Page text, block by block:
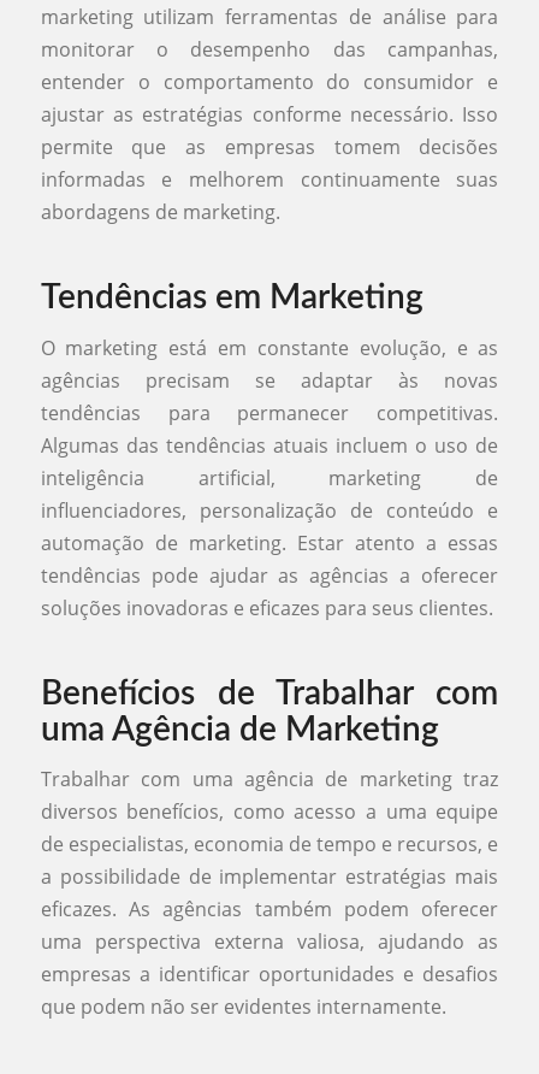
marketing utilizam ferramentas de análise para
monitorar o desempenho das campanhas,
entender o comportamento do consumidor e
ajustar as estratégias conforme necessário. Isso
permite que as empresas tomem decisões
informadas e melhorem continuamente suas
abordagens de marketing.
Tendências em Marketing
O marketing está em constante evolução, e as
agências precisam se adaptar às novas
tendências para permanecer competitivas.
Algumas das tendências atuais incluem o uso de
inteligência artificial, marketing de
influenciadores, personalização de conteúdo e
automação de marketing. Estar atento a essas
tendências pode ajudar as agências a oferecer
soluções inovadoras e eficazes para seus clientes.
Benefícios de Trabalhar com
uma Agência de Marketing
Trabalhar com uma agência de marketing traz
diversos benefícios, como acesso a uma equipe
de especialistas, economia de tempo e recursos, e
a possibilidade de implementar estratégias mais
eficazes. As agências também podem oferecer
uma perspectiva externa valiosa, ajudando as
empresas a identificar oportunidades e desafios
que podem não ser evidentes internamente.